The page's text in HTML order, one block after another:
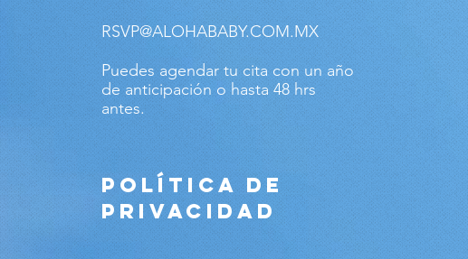
RSVP@ALOHABABY.COM.MX
Puedes agendar tu cita con un año
de anticipación o hasta 48 hrs
antes.
POLÍTICA DE
PRIVACIDAD